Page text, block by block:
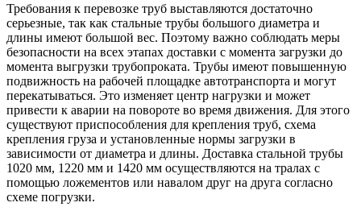
Требования к перевозке труб выставляются достаточно
серьезные, так как стальные трубы большого диаметра и
длины имеют большой вес. Поэтому важно соблюдать меры
безопасности на всех этапах доставки с момента загрузки до
момента выгрузки трубопроката. Трубы имеют повышенную
подвижность на рабочей площадке автотранспорта и могут
перекатываться. Это изменяет центр нагрузки и может
привести к аварии на повороте во время движения. Для этого
существуют приспособления для крепления труб, схема
крепления груза и установленные нормы загрузки в
зависимости от диаметра и длины. Доставка стальной трубы
1020 мм, 1220 мм и 1420 мм осуществляются на тралах с
помощью ложементов или навалом друг на друга согласно
схеме погрузки.